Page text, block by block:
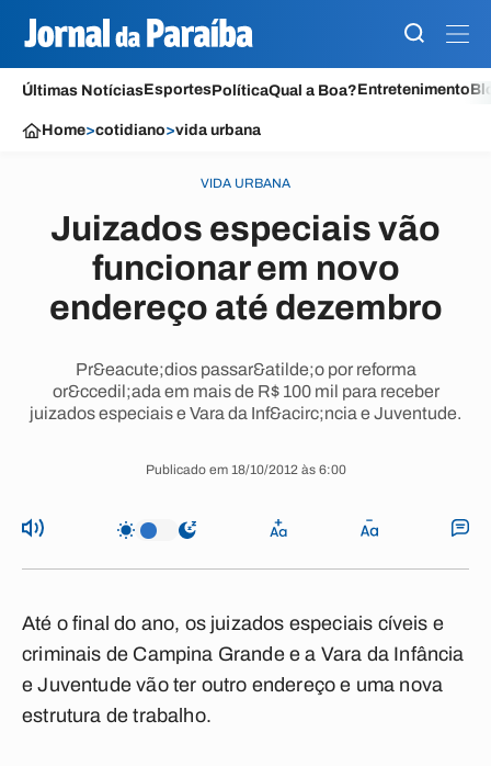
Últimas NotíciasEsportesPolíticaQual a Boa?Entretenimento
Home>cotidiano>vida urbana
VIDA URBANA
Juizados especiais vão
funcionar em novo
endereço até dezembro
Pr&eacute;dios passar&atilde;o por reforma
or&ccedil;ada em mais de R$ 100 mil para receber
juizados especiais e Vara da Inf&acirc;ncia e Juventude.
Publicado em 18/10/2012 às 6:00
Até o final do ano, os juizados especiais cíveis e
criminais de Campina Grande e a Vara da Infância
e Juventude vão ter outro endereço e uma nova
estrutura de trabalho.